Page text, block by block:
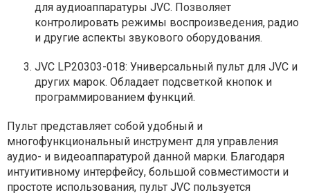
для аудиоаппаратуры JVC. Позволяет
контролировать режимы воспроизведения, радио
и другие аспекты звукового оборудования.
JVC LP20303-018: Универсальный пульт для JVC и
других марок. Обладает подсветкой кнопок и
программированием функций.
Пульт представляет собой удобный и
многофункциональный инструмент для управления
аудио- и видеоаппаратурой данной марки. Благодаря
интуитивному интерфейсу, большой совместимости и
простоте использования, пульт JVC пользуется